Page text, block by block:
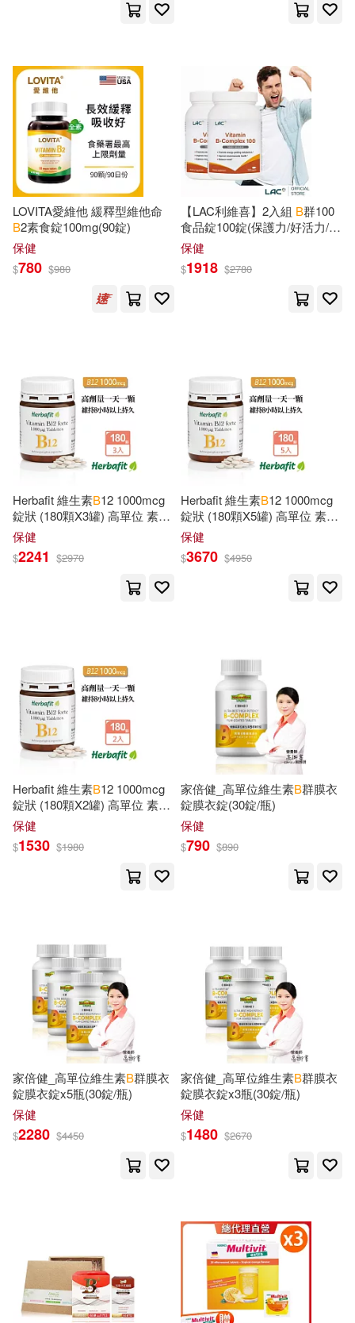
Griffin(461) David(457)
Thomas B.(457) G. B.(456)
B. A.(450) Brown(448)
Joseph B.(447) Catrin(440)
Michael(425) Yeats(415)
K. B.(414) Anderson(407)
Jakob(405) W. E. B.(396)
Edward B.(393)
Parker(378) Stephen B.(377)
Holman Bible Publishers (COR)(37
William(371) Maria(369)
White(368) Daniels(365)
Schroter B. Eng(351)
Tamra B.(351)
Anonymous(343)
Thompson(343) Shelly(342)
There Is No Planet B.(330)
v(328)
Ediciones B Mexico(265)
B E S Pub Co(263)
Orfeo(242)
Lippincott Williams & Wilkins(230)
Alfred Pub Co(219)
B & H Books(201)
Bedford/st Martins(201)
Thorndike Pr(198)
McGraw-Hill(188)
Edward Elgar Pub(185)
Random House Inc(184)
Tyndale House Pub(182)
位佳(173)
ライセンスエージェント(172)
根華(170)
外語教學與研究出版社(167)
Thomson Learning(152)
Brilliance Audio(151)
LOVITA愛維他 緩釋型維他命
B2素食錠100mg(90錠)
保健
$780 $980
【LAC利維喜】2入組 B群100
食品錠100錠(保護力/好活力/必
康)
保健
$1918 $2780
Herbafit 維生素B12 1000mcg
錠狀 (180顆X3罐) 高單位 素食
者必備 長效穩定吸收
保健
$2241 $2970
Herbafit 維生素B12 1000mcg
錠狀 (180顆X5罐) 高單位 素食
者必備 長效穩定吸收
保健
$3670 $4950
Herbafit 維生素B12 1000mcg
錠狀 (180顆X2罐) 高單位 素食
者必備 長效穩定吸收
保健
$1530 $1980
家倍健_高單位維生素B群膜衣
錠膜衣錠(30錠/瓶)
保健
$790 $890
家倍健_高單位維生素B群膜衣
錠膜衣錠x5瓶(30錠/瓶)
保健
$2280 $4450
家倍健_高單位維生素B群膜衣
錠膜衣錠x3瓶(30錠/瓶)
保健
$1480 $2670